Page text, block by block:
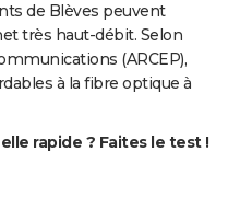
de Blèves peuvent
très haut-débit. Selon
(ARCEP),
à la fibre optique à
rapide ? Faites le test !